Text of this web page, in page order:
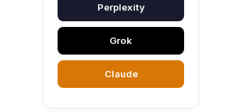
Perplexity
Grok
Claude